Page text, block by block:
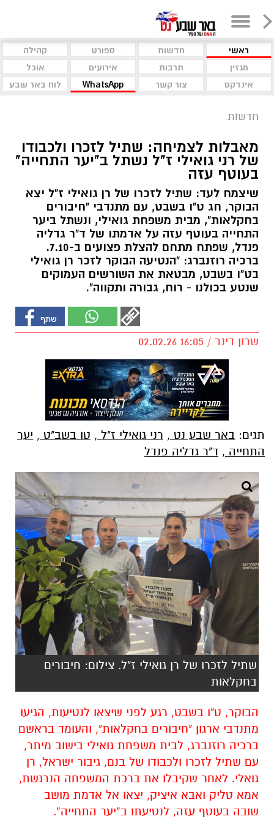
ראשי חדשות ספורט
קהילה
מגזין
תרבות אירועים
אוכל
אינדקס
צור קשר WhatsApp לוח באר שבע
חדשות
מאבלות לצמיחה: שתיל לזכרו ולכבודו
של רני גואילי ז"ל נשתל ב"יער התחייה"
בעוטף עזה
שיצמח לעד: שתיל לזכרו של רן גואילי ז"ל יצא
הבוקר, חג ט"ו בשבט, עם מתנדבי "חיבורים
בחקלאות", מבית משפחת גואילי, ונשתל ביער
התחייה בעוטף עזה על אדמתו של ד"ר גדליה
פנדל, שפתח מתחם להצלת פצועים ב-7.10.
ברכיה רוזנברג: "הנטיעה הבוקר לזכר רן גואילי
בט"ו בשבט, מבטאת את השורשים העמוקים
שנטע בכולנו - רוח, גבורה ותקווה".
שרון דינר / 16:05 02.02.26
תגים: באר שבע נט , רני גואילי ז"ל , טו בשב"ט , יער
התחייה , ד"ר גדליה פנדל
שתיל לזכרו של רן גואילי ז"ל. צילום: חיבורים
בחקלאות
הבוקר, ט"ו בשבט, רגע לפני שיצאו לנטיעות, הגיעו
מתנדבי ארגון "חיבורים בחקלאות", והעומד בראשם
ברכיה רוזנברג, לבית משפחת גואילי בישוב מיתר,
עם שתיל לזכרו ולכבודו של בנם, גיבור ישראל, רן
גואלי. לאחר שקיבלו את ברכת המשפחה הנרגשת,
אמא טליק ואבא איציק, יצאו אל אדמת מושב
שובה בעוטף עזה, לנטיעתו ב“יער התחייה”.